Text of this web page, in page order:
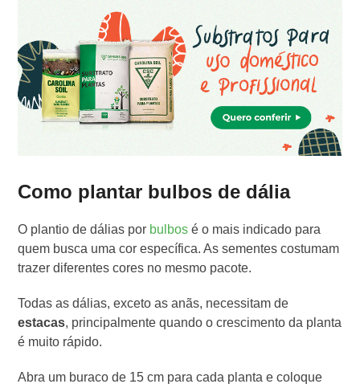
Como plantar bulbos de dália
O plantio de dálias por bulbos é o mais indicado para
quem busca uma cor específica. As sementes costumam
trazer diferentes cores no mesmo pacote.
Todas as dálias, exceto as anãs, necessitam de
estacas, principalmente quando o crescimento da planta
é muito rápido.
Abra um buraco de 15 cm para cada planta e coloque